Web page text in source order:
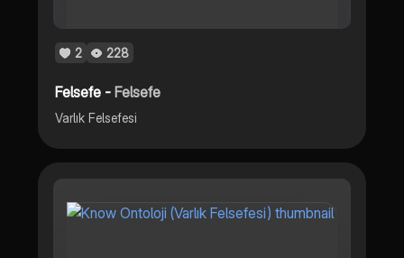
2 228
Felsefe -Felsefe
Varlık Felsefesi